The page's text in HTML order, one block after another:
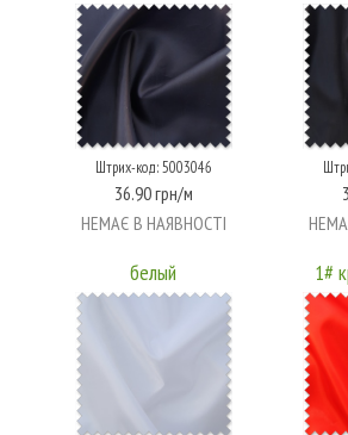
Штрих-код: 5003046
36.90 грн/м
НЕМАЄ В НАЯВНОСТІ
белый 1#